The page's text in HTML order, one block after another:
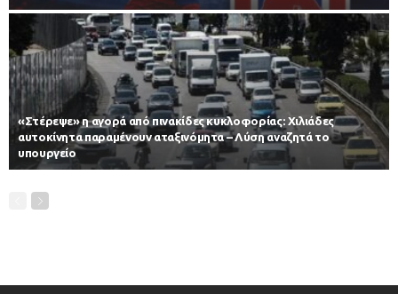
«Στέρεψε» η αγορά από πινακίδες κυκλοφορίας: Χιλιάδες
αυτοκίνητα παραμένουν αταξινόμητα – Λύση αναζητά το
υπουργείο